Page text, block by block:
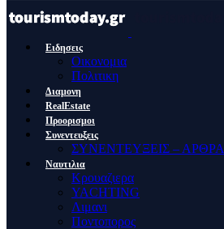
Ειδησεις
Οικονομια
Πολιτικη
Διαμονη
RealEstate
Προορισμοι
Συνεντευξεις
ΣΥΝΕΝΤΕΥΞΕΙΣ – ΑΡΘΡΑ
Ναυτιλια
Κρουαζιερα
YACHTING
Λιμανι
Ποντοπορος